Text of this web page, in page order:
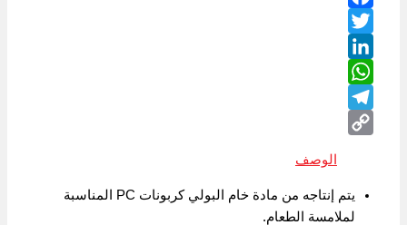
Facebook
Twitter
LinkedIn
WhatsApp
Telegram
الوصف
يتم إنتاجه من مادة خام البولي كربونات PC المناسبة
لملامسة الطعام.